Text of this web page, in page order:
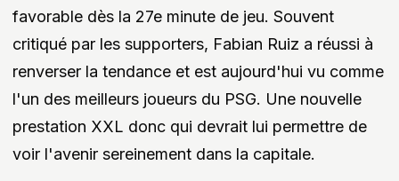
favorable dès la 27e minute de jeu. Souvent
critiqué par les supporters, Fabian Ruiz a réussi à
renverser la tendance et est aujourd'hui vu comme
l'un des meilleurs joueurs du PSG. Une nouvelle
prestation XXL donc qui devrait lui permettre de
voir l'avenir sereinement dans la capitale.